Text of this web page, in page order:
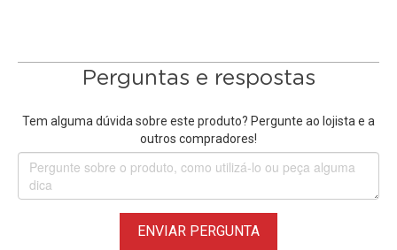
Perguntas e respostas
Tem alguma dúvida sobre este produto? Pergunte ao lojista e a
outros compradores!
ENVIAR PERGUNTA